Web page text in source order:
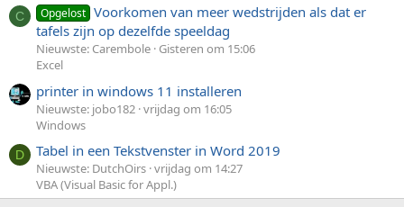
C Opgelost Voorkomen van meer wedstrijden als dat er
tafels zijn op dezelfde speeldag
Nieuwste: Carembole Gisteren om 15:06
Excel
printer in windows 11 installeren
Nieuwste: jobo182 vrijdag om 16:05
Windows
D Tabel in een Tekstvenster in Word 2019
Nieuwste: DutchOirs vrijdag om 14:27
VBA (Visual Basic for Appl.)